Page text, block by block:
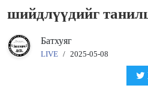
шийдлүүдийг
Батхуяг
LIVE / 2025-05-08